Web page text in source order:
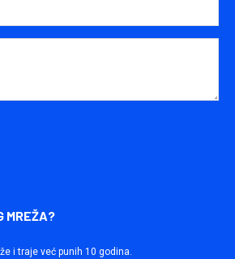
MREŽA?
i traje već punih 10 godina.